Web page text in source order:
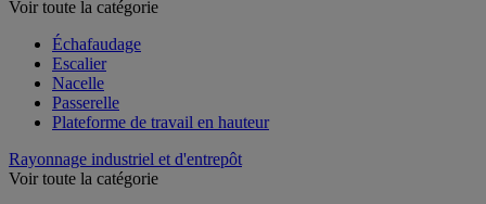
Voir toute la catégorie
Échafaudage
Escalier
Nacelle
Passerelle
Plateforme de travail en hauteur
Rayonnage industriel et d'entrepôt
Voir toute la catégorie